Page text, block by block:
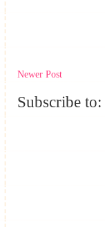
Newer Post
Subscribe to: